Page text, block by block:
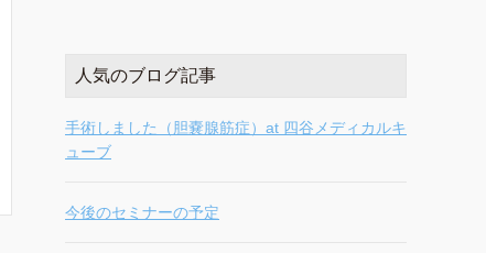
人気のブログ記事
手術しました（胆嚢腺筋症）at 四谷メディカルキ
ューブ
今後のセミナーの予定